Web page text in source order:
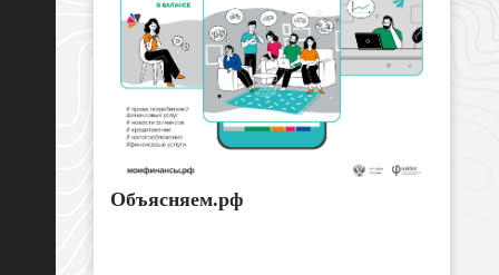
Объясняем.рф